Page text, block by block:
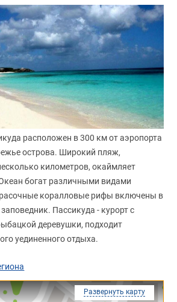
расположен в 300 км от аэропорта
острова. Широкий пляж,
километров, окаймляет
богат различными видами
коралловые рифы включены в
Пассикуда - курорт с
деревушки, подходит
уединенного отдыха.
Развернуть карту